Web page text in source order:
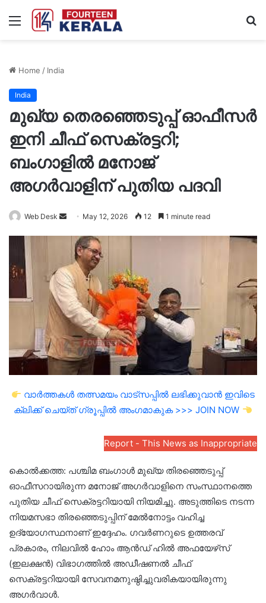
Menu
Home / India
India
മുഖ്യ തെരഞ്ഞെടുപ്പ് ഓഫീസർ
ഇനി ചീഫ് സെക്രട്ടറി;
ബംഗാളിൽ മനോജ്
അഗർവാളിന് പുതിയ പദവി
Web Desk
Send
email
May 12, 2026 12 1 minute read
വാർത്തകൾ തത്സമയം വാട്സപ്പിൽ ലഭിക്കുവാൻ ഇവിടെ
ക്ലിക്ക് ചെയ്ത് ഗ്രൂപ്പിൽ അംഗമാകുക >>> JOIN NOW
Report - This News as Inappropriate
കൊൽക്കത്ത: പശ്ചിമ ബംഗാൾ മുഖ്യ തിരഞ്ഞെടുപ്പ്
ഓഫീസറായിരുന്ന മനോജ് അഗർവാളിനെ സംസ്ഥാനത്തെ
പുതിയ ചീഫ് സെക്രട്ടറിയായി നിയമിച്ചു. അടുത്തിടെ നടന്ന
നിയമസഭാ തിരഞ്ഞെടുപ്പിന് മേൽനോട്ടം വഹിച്ച
ഉദ്യോഗസ്ഥനാണ് ഇദ്ദേഹം. ഗവർണറുടെ ഉത്തരവ്
പ്രകാരം, നിലവിൽ ഹോം ആൻഡ് ഹിൽ അഫയേഴ്‌സ്
(ഇലക്ഷൻ) വിഭാഗത്തിൽ അഡീഷണൽ ചീഫ്
സെക്രട്ടറിയായി സേവനമനുഷ്ഠിച്ചുവരികയായിരുന്നു
അഗർവാൾ.